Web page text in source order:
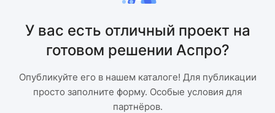
У вас есть отличный проект на
готовом решении Аспро?
Опубликуйте его в нашем каталоге! Для публикации
просто заполните форму. Особые условия для
партнёров.